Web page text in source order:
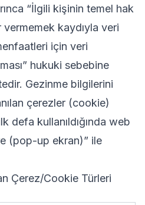
“İlgili kişinin temel hak
kaydıyla veri
için veri
hukuki sebebine
Gezinme bilgilerini
çerezler (cookie)
defa kullanıldığında web
(pop-up ekran)” ile
Çerez/Cookie Türleri